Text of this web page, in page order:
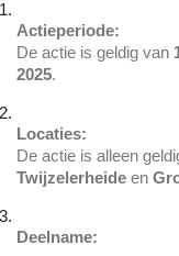
Actieperiode:
De actie is geldig van
2025.
Locaties:
De actie is alleen
Twijzelerheide en
Deelname: